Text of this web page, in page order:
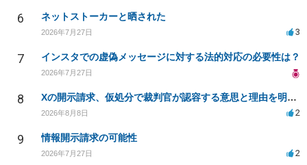
6 ネットストーカーと晒された
2026年7月27日 3
7 インスタでの虚偽メッセージに対する法的対応の必要性は？
2026年7月27日
8 Xの開示請求、仮処分で裁判官が認容する意思と理由を明確化しても、相手側は争って引き延ばしますか
2026年8月8日 2
9 情報開示請求の可能性
2026年7月27日 2